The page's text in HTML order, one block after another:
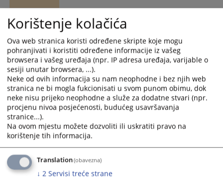
Press
the
question
mark
key
to
get
the
keyboard
shortcuts
for
changing
dates.
Press
the
question
mark
key
to
get
the
keyboard
shortcuts
changing
dates.
Student američkog sveučilišta William &
Mary u posjeti Općinskom sudu u
Ljubuškom
27.05.2026.
Izvještaj Općinskog suda u Ljubuškom za
2025. godinu
26.03.2026.
Obavijest o nastavku štrajka
Korištenje kolačića
Ova web stranica koristi određene skripte koje mogu
pohranjivati i koristiti određene informacije iz vašeg
browsera i vašeg uređaja (npr. IP adresa uređaja, varijable o
sesiji unutar browsera, ...).
Neke od ovih informacija su nam neophodne i bez njih web
stranica ne bi mogla fukcionisati u svom punom obimu, dok
neke nisu prijeko neophodne a služe za dodatne stvari (npr.
procjenu nivoa posjećenosti, budućeg usavršavanja
stranice...).
Na ovom mjestu možete dozvoliti ili uskratiti pravo na
korištenje tih informacija.
Translation(obavezna)
↓ 2 Servisi treće strane